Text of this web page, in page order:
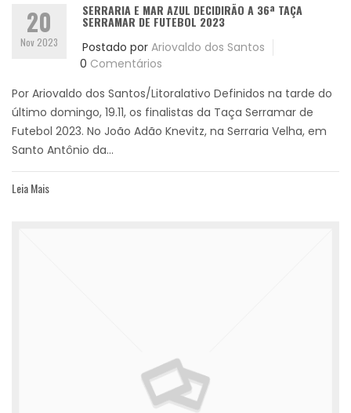
20
Nov 2023
SERRARIA E MAR AZUL DECIDIRÃO A 36ª TAÇA
SERRAMAR DE FUTEBOL 2023
Postado por Ariovaldo dos Santos
0 Comentários
Por Ariovaldo dos Santos/Litoralativo Definidos na tarde do
último domingo, 19.11, os finalistas da Taça Serramar de
Futebol 2023. No João Adão Knevitz, na Serraria Velha, em
Santo Antônio da...
Leia Mais